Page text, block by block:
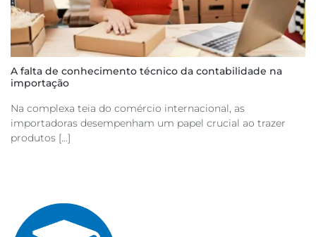
A falta de conhecimento técnico da contabilidade na
importação
Na complexa teia do comércio internacional, as
importadoras desempenham um papel crucial ao trazer
produtos [...]